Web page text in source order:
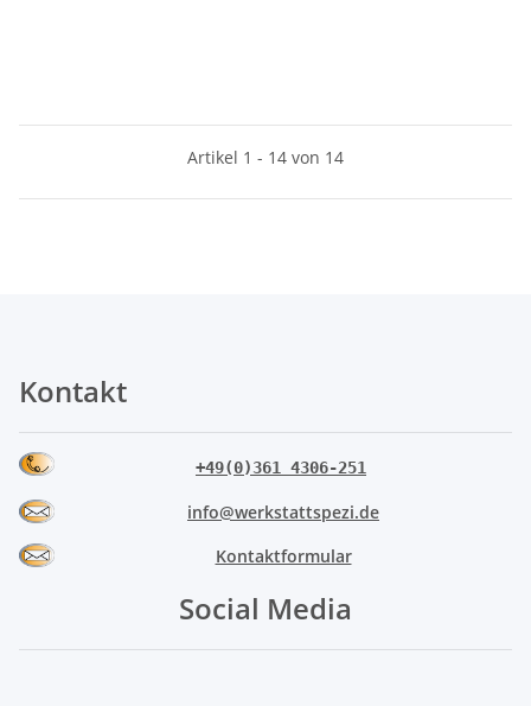
Artikel 1 - 14 von 14
Kontakt
+49(0)361 4306-251
info@werkstattspezi.de
Kontaktformular
Social Media